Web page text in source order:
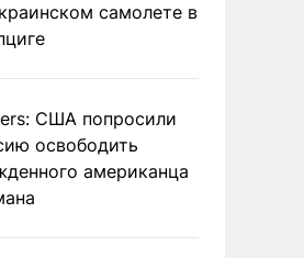
самолете в
США попросили
освободить
американца